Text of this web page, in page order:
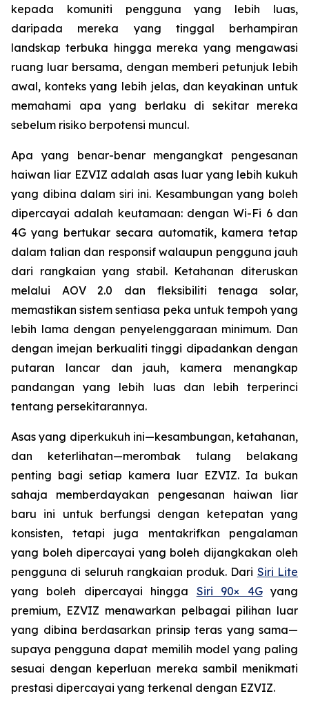
kepada komuniti pengguna yang lebih luas,
daripada mereka yang tinggal berhampiran
landskap terbuka hingga mereka yang mengawasi
ruang luar bersama, dengan memberi petunjuk lebih
awal, konteks yang lebih jelas, dan keyakinan untuk
memahami apa yang berlaku di sekitar mereka
sebelum risiko berpotensi muncul.
Apa yang benar-benar mengangkat pengesanan
haiwan liar EZVIZ adalah asas luar yang lebih kukuh
yang dibina dalam siri ini. Kesambungan yang boleh
dipercayai adalah keutamaan: dengan Wi-Fi 6 dan
4G yang bertukar secara automatik, kamera tetap
dalam talian dan responsif walaupun pengguna jauh
dari rangkaian yang stabil. Ketahanan diteruskan
melalui AOV 2.0 dan fleksibiliti tenaga solar,
memastikan sistem sentiasa peka untuk tempoh yang
lebih lama dengan penyelenggaraan minimum. Dan
dengan imejan berkualiti tinggi dipadankan dengan
putaran lancar dan jauh, kamera menangkap
pandangan yang lebih luas dan lebih terperinci
tentang persekitarannya.
Asas yang diperkukuh ini—kesambungan, ketahanan,
dan keterlihatan—merombak tulang belakang
penting bagi setiap kamera luar EZVIZ. Ia bukan
sahaja memberdayakan pengesanan haiwan liar
baru ini untuk berfungsi dengan ketepatan yang
konsisten, tetapi juga mentakrifkan pengalaman
yang boleh dipercayai yang boleh dijangkakan oleh
pengguna di seluruh rangkaian produk. Dari Siri Lite
yang boleh dipercayai hingga Siri 90× 4Gyang
premium, EZVIZ menawarkan pelbagai pilihan luar
yang dibina berdasarkan prinsip teras yang sama—
supaya pengguna dapat memilih model yang paling
sesuai dengan keperluan mereka sambil menikmati
prestasi dipercayai yang terkenal dengan EZVIZ.